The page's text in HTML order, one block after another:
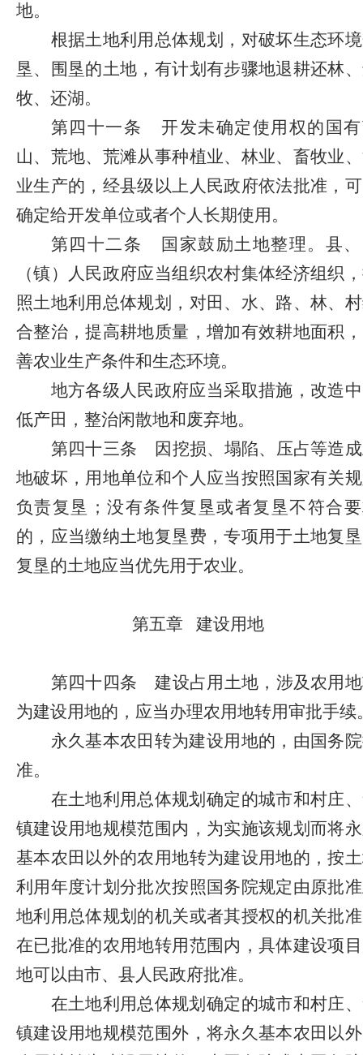
地。
根据土地利用总体规划，对破坏生态环
垦、围垦的土地，有计划有步骤地退耕还林
牧、还湖。
第四十一条
开发未确定使用权的国
山、荒地、荒滩从事种植业、林业、畜牧业
业生产的，经县级以上人民政府依法批准，
确定给开发单位或者个人长期使用。
第四十二条
国家鼓励土地整理。县
（镇）人民政府应当组织农村集体经济组织
照土地利用总体规划，对田、水、路、林、
合整治，提高耕地质量，增加有效耕地面积
善农业生产条件和生态环境。
地方各级人民政府应当采取措施，改造
低产田，整治闲散地和废弃地。
第四十三条
因挖损、塌陷、压占等造
地破坏，用地单位和个人应当按照国家有关
负责复垦；没有条件复垦或者复垦不符合
的，应当缴纳土地复垦费，专项用于土地复
复垦的土地应当优先用于农业。
第五章 建设用地
第四十四条
建设占用土地，涉及农用
为建设用地的，应当办理农用地转用审批手续
永久基本农田转为建设用地的，由国务
准。
在土地利用总体规划确定的城市和村庄
镇建设用地规模范围内，为实施该规划而将
基本农田以外的农用地转为建设用地的，按
利用年度计划分批次按照国务院规定由原批
地利用总体规划的机关或者其授权的机关批
在已批准的农用地转用范围内，具体建设项
地可以由市、县人民政府批准。
在土地利用总体规划确定的城市和村庄
镇建设用地规模范围外，将永久基本农田以